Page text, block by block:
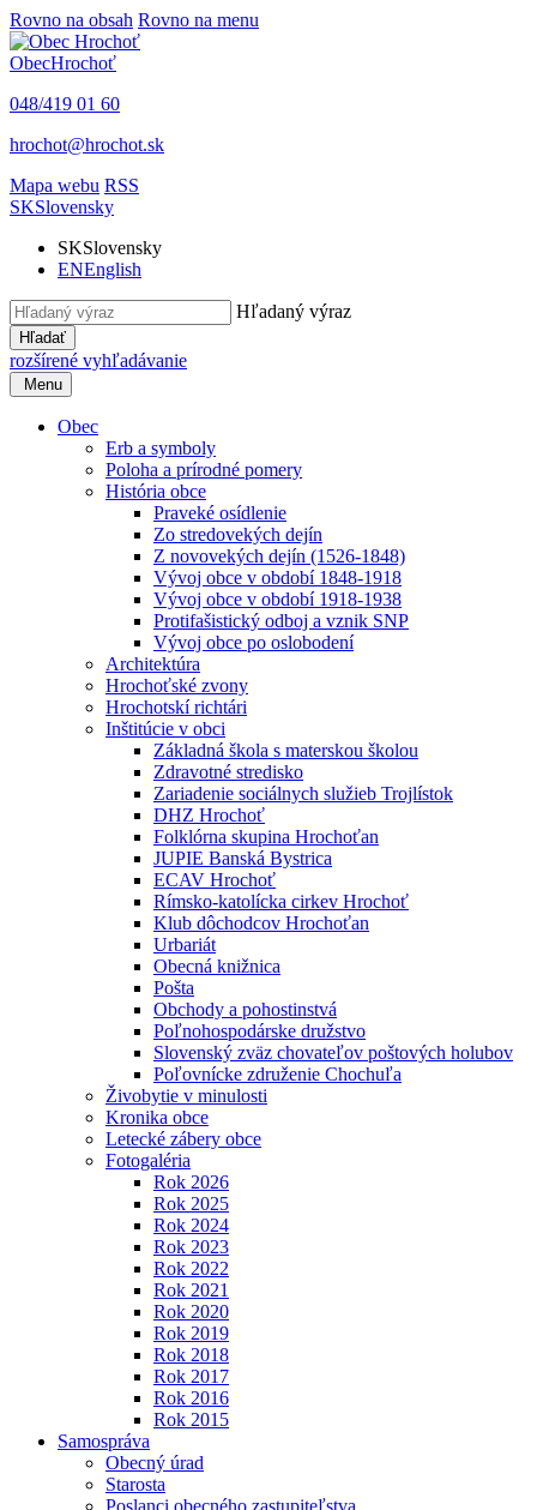
Rovno na obsah Rovno na menu
ObecHrochoť
048/419 01 60
hrochot@hrochot.sk
Mapa webu RSS
SKSlovensky
SKSlovensky
ENEnglish
Hľadaný výraz
Hľadať
rozšírené vyhľadávanie
Menu
Obec
Erb a symboly
Poloha a prírodné pomery
História obce
Praveké osídlenie
Zo stredovekých dejín
Z novovekých dejín (1526-1848)
Vývoj obce v období 1848-1918
Vývoj obce v období 1918-1938
Protifašistický odboj a vznik SNP
Vývoj obce po oslobodení
Architektúra
Hrochoťské zvony
Hrochotskí richtári
Inštitúcie v obci
Základná škola s materskou školou
Zdravotné stredisko
Zariadenie sociálnych služieb Trojlístok
DHZ Hrochoť
Folklórna skupina Hrochoťan
JUPIE Banská Bystrica
ECAV Hrochoť
Rímsko-katolícka cirkev Hrochoť
Klub dôchodcov Hrochoťan
Urbariát
Obecná knižnica
Pošta
Obchody a pohostinstvá
Poľnohospodárske družstvo
Slovenský zväz chovateľov poštových holubov
Poľovnícke združenie Chochuľa
Živobytie v minulosti
Kronika obce
Letecké zábery obce
Fotogaléria
Rok 2026
Rok 2025
Rok 2024
Rok 2023
Rok 2022
Rok 2021
Rok 2020
Rok 2019
Rok 2018
Rok 2017
Rok 2016
Rok 2015
Samospráva
Obecný úrad
Starosta
Poslanci obecného zastupiteľstva